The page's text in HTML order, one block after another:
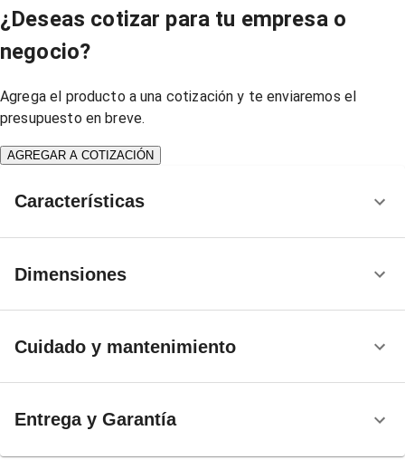
¿Deseas cotizar para tu empresa o
negocio?
Agrega el producto a una cotización y te enviaremos el
presupuesto en breve.
AGREGAR A COTIZACIÓN
Características
Dimensiones
Cuidado y mantenimiento
Entrega y Garantía